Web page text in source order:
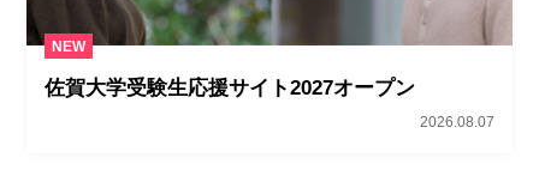
NEW
佐賀大学受験生応援サイト2027オープン
2026.08.07